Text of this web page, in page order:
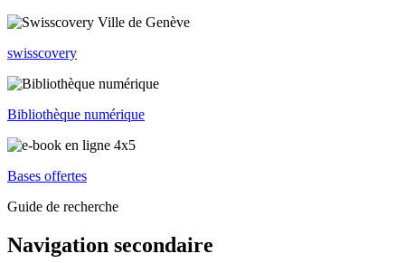
swisscovery
Bibliothèque numérique
Bases offertes
Guide de recherche
Navigation secondaire